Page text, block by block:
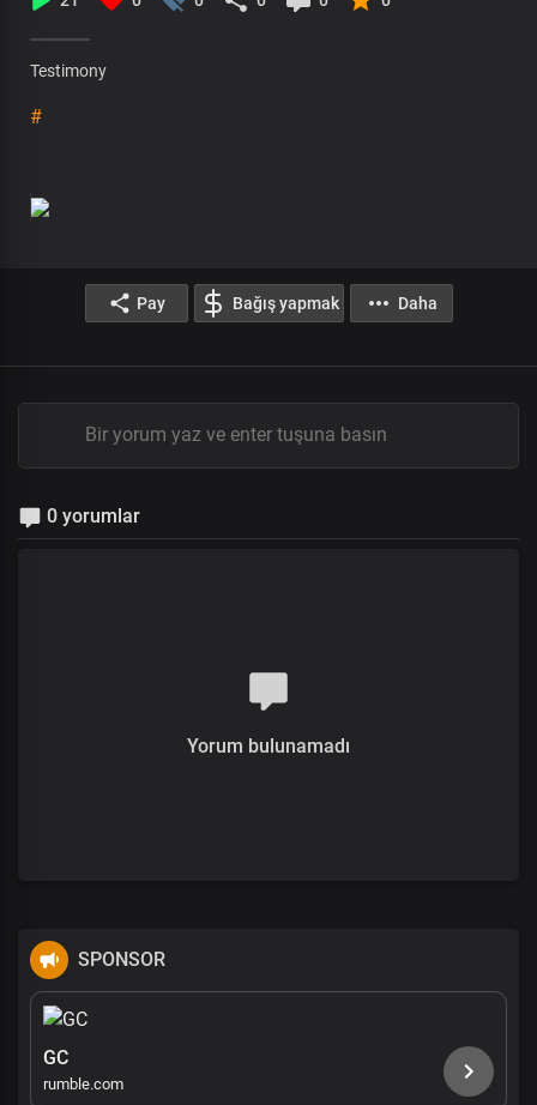
Testimony
#
Pay Bağış yapmak Daha
0 yorumlar
Yorum bulunamadı
SPONSOR
GC
rumble.com